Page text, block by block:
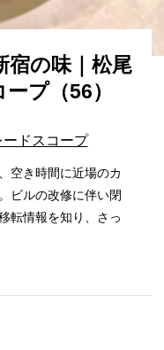
宿の味｜松尾
プ（56）
ドスコープ
空き時間に近場のカ
ビルの改修に伴い閉
転情報を知り、さっ